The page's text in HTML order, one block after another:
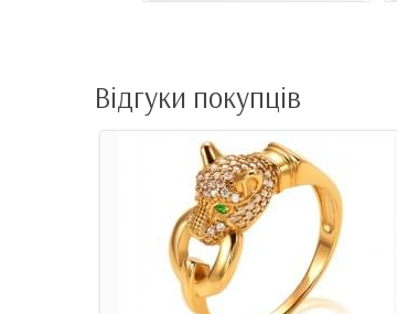
Відгуки покупців